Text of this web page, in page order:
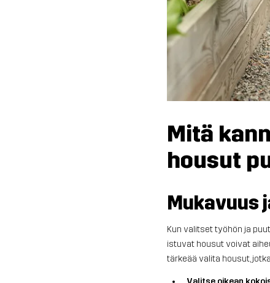
Mitä
housut
Mukavuus
Kun valitset työhön ja
istuvat housut voivat
tärkeää valita housut,